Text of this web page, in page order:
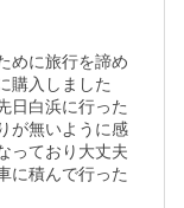
めに旅行を諦め
購入しました
日白浜に行った
が無いように感
っており大丈夫
に積んで行った